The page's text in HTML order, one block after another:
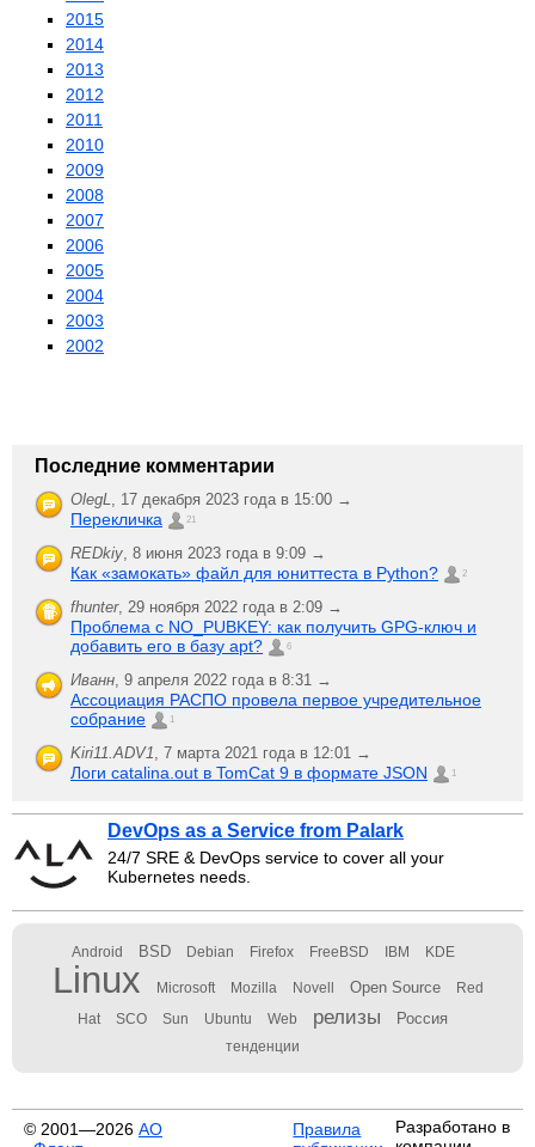
2015
2014
2013
2012
2011
2010
2009
2008
2007
2006
2005
2004
2003
2002
Последние комментарии
OlegL, 17 декабря 2023 года в 15:00 →
Перекличка 21
REDkiy, 8 июня 2023 года в 9:09 →
Как «замокать» файл для юниттеста в Python? 2
fhunter, 29 ноября 2022 года в 2:09 →
Проблема с NO_PUBKEY: как получить GPG-ключ и
добавить его в базу apt?
6
Иванн, 9 апреля 2022 года в 8:31 →
Ассоциация РАСПО провела первое учредительное
собрание
1
Kiri11.ADV1, 7 марта 2021 года в 12:01 →
Логи catalina.out в TomCat 9 в формате JSON 1
DevOps as a Service from Palark
24/7 SRE & DevOps service to cover all your
Kubernetes needs.
Android BSD Debian Firefox FreeBSD IBM KDE
Linux Microsoft Mozilla Novell Open Source Red
Hat SCO Sun Ubuntu Web релизы Россия
тенденции
© 2001—2026 АО
Правила
Разработано в